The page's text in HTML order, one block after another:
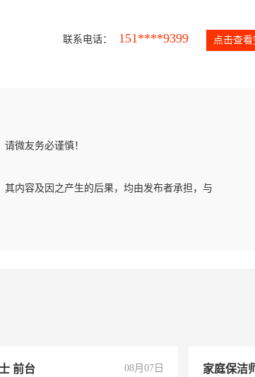
联系电话： 151****9399 点击查
微友务必谨慎！
内容及因之产生的后果，均由发布者承担，与
前台 08月07日 家庭保洁